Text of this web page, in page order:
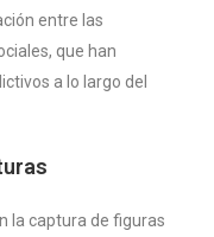
entre las
que han
a lo largo del
la captura de figuras